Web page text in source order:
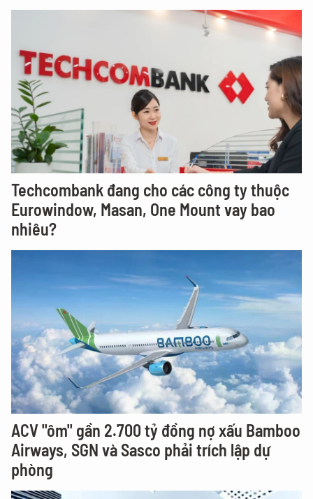
Techcombank đang cho các công ty thuộc
Eurowindow, Masan, One Mount vay bao
nhiêu?
ACV "ôm" gần 2.700 tỷ đồng nợ xấu Bamboo
Airways, SGN và Sasco phải trích lập dự
phòng